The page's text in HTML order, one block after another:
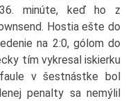
minúte, keď ho z
Hostia ešte do
na 2:0, gólom do
tím vykresal iskierku
v šestnástke bol
penalty sa nemýlil